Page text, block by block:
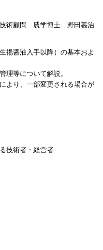
術顧問 農学博士 野田義治
揚醤油入手以降）の基本およ
理等について解説。
より、一部変更される場合が
技術者・経営者